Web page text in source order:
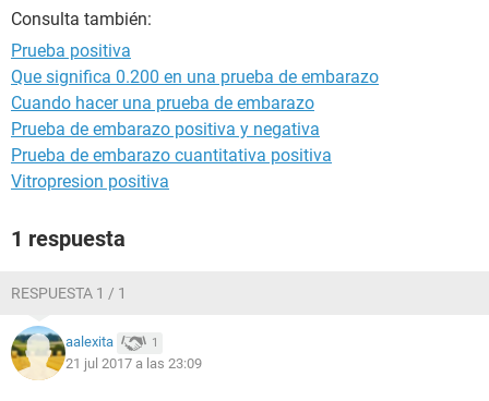
Consulta también:
Prueba positiva
Que significa 0.200 en una prueba de embarazo
Cuando hacer una prueba de embarazo
Prueba de embarazo positiva y negativa
Prueba de embarazo cuantitativa positiva
Vitropresion positiva
1 respuesta
RESPUESTA 1 / 1
aalexita 1
21 jul 2017 a las 23:09